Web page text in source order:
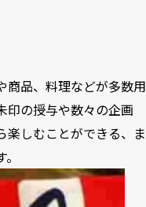
商品、料理などが多数用
印の授与や数々の企画
楽しむことができる、ま